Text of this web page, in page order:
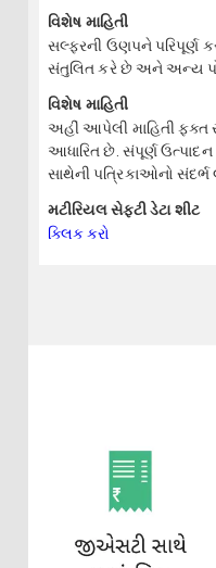
વિશેષ માહિતી
સલ્ફરની ઉણપને પરિપૂર્ણ
સંતુલિત કરે છે અને અન્ય
વિશેષ માહિતી
અહીં આપેલી માહિતી ફક્ત
આધારિત છે. સંપૂર્ણ
સાથેની પત્રિકાઓનો સંદર્ભ
મટીરિયલ સેફ્ટી ડેટા શીટ
ક્લિક કરો